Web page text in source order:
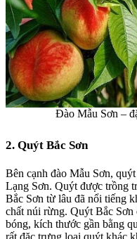
Đào Mẫu Sơn –
2. Quýt Bắc Sơn
Bên cạnh đào Mẫu Sơn,
Lạng Sơn. Quýt được trồng
Bắc Sơn từ lâu đã nổi tiếng
chất núi rừng. Quýt Bắc Sơn
bóng, kích thước gần bằng